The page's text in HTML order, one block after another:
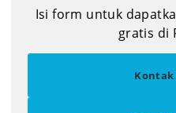
Isi form untuk
gratis di
Kontak